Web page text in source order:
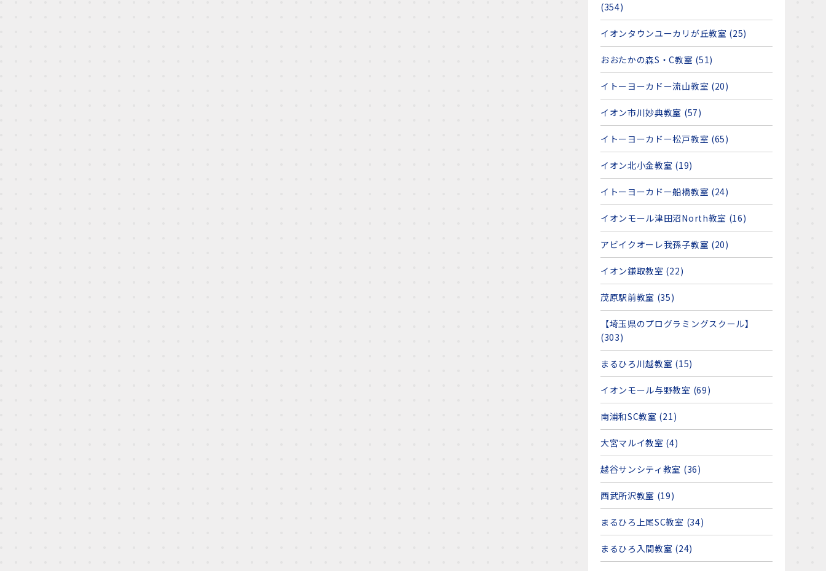
(354)
イオンタウンユーカリが丘教室 (25)
おおたかの森S・C教室 (51)
イトーヨーカドー流山教室 (20)
イオン市川妙典教室 (57)
イトーヨーカドー松戸教室 (65)
イオン北小金教室 (19)
イトーヨーカドー船橋教室 (24)
イオンモール津田沼North教室 (16)
アビイクオーレ我孫子教室 (20)
イオン鎌取教室 (22)
茂原駅前教室 (35)
【埼玉県のプログラミングスクール】
(303)
まるひろ川越教室 (15)
イオンモール与野教室 (69)
南浦和SC教室 (21)
大宮マルイ教室 (4)
越谷サンシティ教室 (36)
西武所沢教室 (19)
まるひろ上尾SC教室 (34)
まるひろ入間教室 (24)